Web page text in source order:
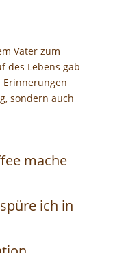
Vater zum
des Lebens gab
Erinnerungen
sondern auch
mache
ich in